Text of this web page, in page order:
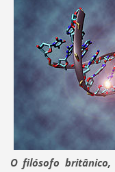
O filósofo britânico,